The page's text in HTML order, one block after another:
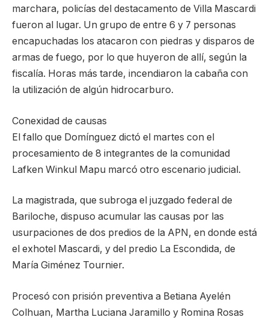
marchara, policías del destacamento de Villa Mascardi
fueron al lugar. Un grupo de entre 6 y 7 personas
encapuchadas los atacaron con piedras y disparos de
armas de fuego, por lo que huyeron de allí, según la
fiscalía. Horas más tarde, incendiaron la cabaña con
la utilización de algún hidrocarburo.
Conexidad de causas
El fallo que Domínguez dictó el martes con el
procesamiento de 8 integrantes de la comunidad
Lafken Winkul Mapu marcó otro escenario judicial.
La magistrada, que subroga el juzgado federal de
Bariloche, dispuso acumular las causas por las
usurpaciones de dos predios de la APN, en donde está
el exhotel Mascardi, y del predio La Escondida, de
María Giménez Tournier.
Procesó con prisión preventiva a Betiana Ayelén
Colhuan, Martha Luciana Jaramillo y Romina Rosas